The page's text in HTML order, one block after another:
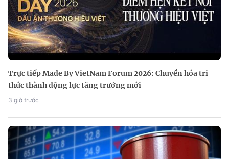
Trực tiếp Made By VietNam Forum 2026: Chuyển hóa tri
thức thành động lực tăng trưởng mới
3 giờ trước